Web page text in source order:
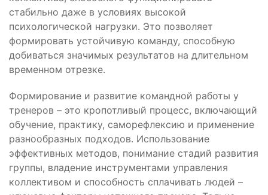
стабильно даже в условиях высокой
психологической нагрузки. Это позволяет
формировать устойчивую команду, способную
добиваться значимых результатов на длительном
временном отрезке.
Формирование и развитие командной работы у
тренеров – это кропотливый процесс, включающий
обучение, практику, саморефлексию и применение
разнообразных подходов. Использование
эффективных методов, понимание стадий развития
группы, владение инструментами управления
коллективом и способность сплачивать людей –